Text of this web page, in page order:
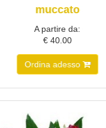
muccato
A partire da:
€ 40.00
Ordina adesso